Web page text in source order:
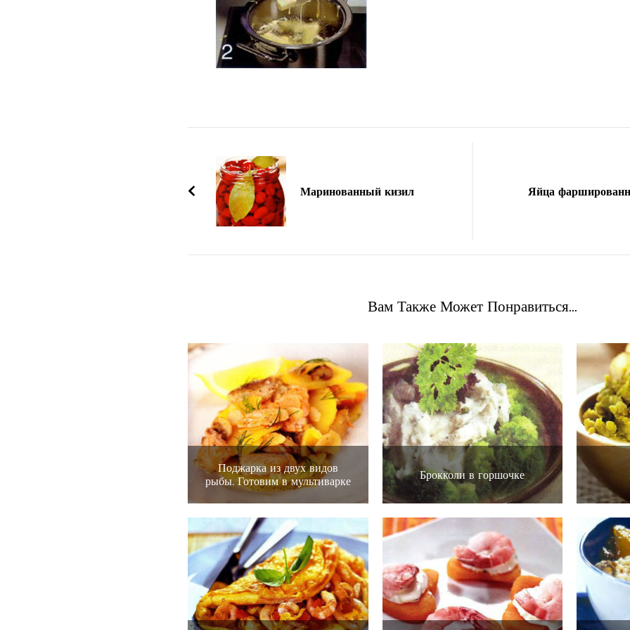
записям
Маринованный кизил Яйца
Вам Также Может Понравиться...
Поджарка из двух видов
рыбы. Готовим в мультиварке
Брокколи в горшочке